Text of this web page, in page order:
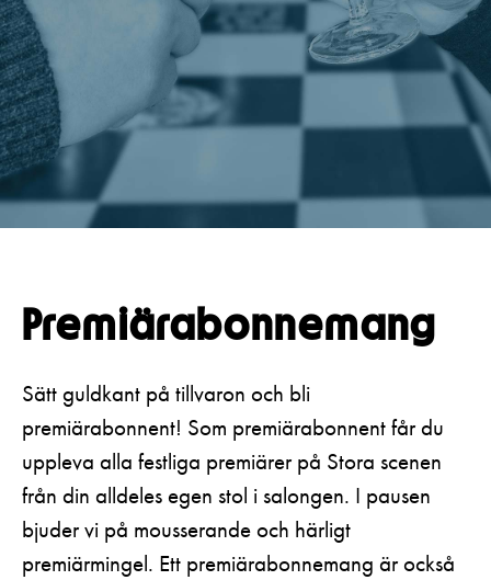
Unga
Presentkort
Tillgänglighet
Frågor & svar
Platskarta
Pedagognätverk & skolgrupper
Företag
Guidning
Aktuellt
Teaterns verksamhet
Ensemble
Historia
Kontaktuppgifter
Jobba hos oss
Nyhetsbrev
Svenska Teatern Live
LOGGA IN
Premiärabonnemang
Sätt guldkant på tillvaron och bli
premiärabonnent! Som premiärabonnent får du
uppleva alla festliga premiärer på Stora scenen
från din alldeles egen stol i salongen. I pausen
bjuder vi på mousserande och härligt
premiärmingel. Ett premiärabonnemang är också